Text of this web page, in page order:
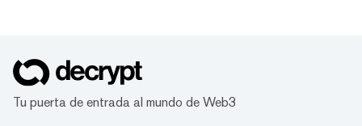
Tu puerta de entrada al mundo de Web3